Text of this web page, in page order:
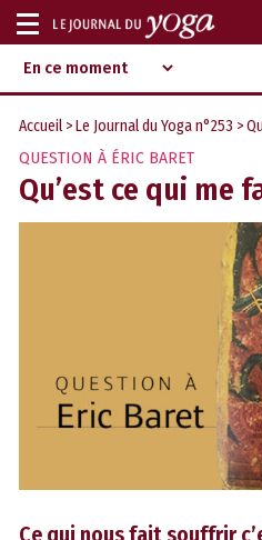
Aller
au
contenu
d‘information
indépendant
Afficher
ou
masquer
la
navigation
Accueil >Le Journal du Yoga n°253 >
QUESTION À ÉRIC BARET
Qu’est ce qui me
Ce qui nous fait souffrir